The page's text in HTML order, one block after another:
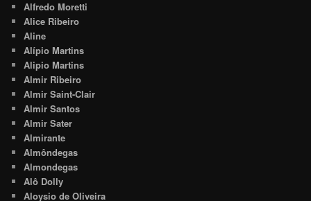
Alfredo Moretti
Alice Ribeiro
Aline
Alípio Martins
Alipio Martins
Almir Ribeiro
Almir Saint-Clair
Almir Santos
Almir Sater
Almirante
Almôndegas
Almondegas
Alô Dolly
Aloysio de Oliveira